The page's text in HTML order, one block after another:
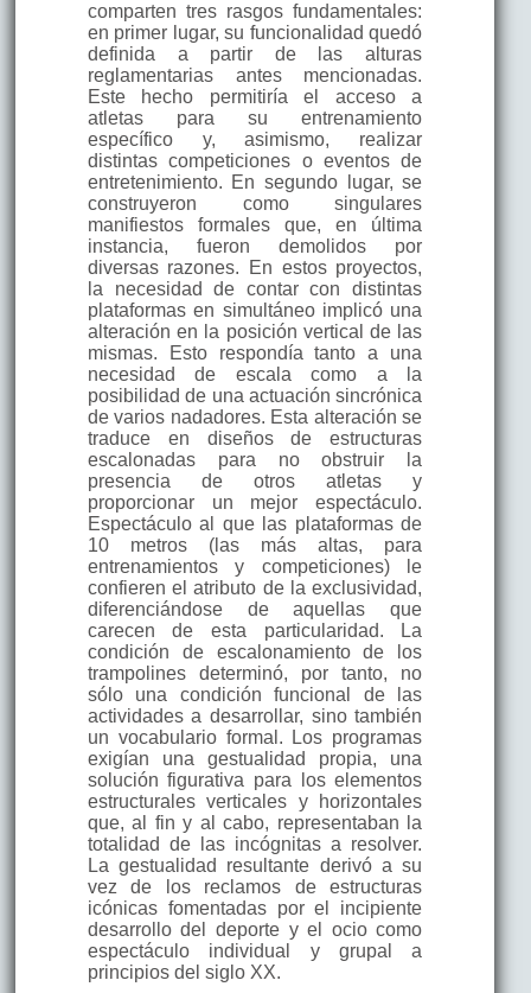
comparten tres rasgos fundamentales:
en primer lugar, su funcionalidad quedó
definida a partir de las alturas
reglamentarias antes mencionadas.
Este hecho permitiría el acceso a
atletas para su entrenamiento
específico y, asimismo, realizar
distintas competiciones o eventos de
entretenimiento. En segundo lugar, se
construyeron como singulares
manifiestos formales que, en última
instancia, fueron demolidos por
diversas razones. En estos proyectos,
la necesidad de contar con distintas
plataformas en simultáneo implicó una
alteración en la posición vertical de las
mismas. Esto respondía tanto a una
necesidad de escala como a la
posibilidad de una actuación sincrónica
de varios nadadores. Esta alteración se
traduce en diseños de estructuras
escalonadas para no obstruir la
presencia de otros atletas y
proporcionar un mejor espectáculo.
Espectáculo al que las plataformas de
10 metros (las más altas, para
entrenamientos y competiciones) le
confieren el atributo de la exclusividad,
diferenciándose de aquellas que
carecen de esta particularidad. La
condición de escalonamiento de los
trampolines determinó, por tanto, no
sólo una condición funcional de las
actividades a desarrollar, sino también
un vocabulario formal. Los programas
exigían una gestualidad propia, una
solución figurativa para los elementos
estructurales verticales y horizontales
que, al fin y al cabo, representaban la
totalidad de las incógnitas a resolver.
La gestualidad resultante derivó a su
vez de los reclamos de estructuras
icónicas fomentadas por el incipiente
desarrollo del deporte y el ocio como
espectáculo individual y grupal a
principios del siglo XX.